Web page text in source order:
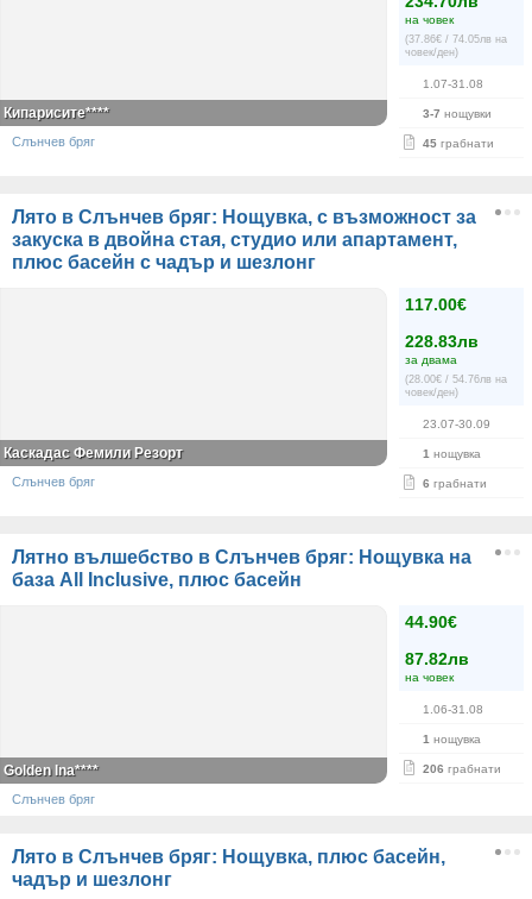
на човек
(37.86€ / 74.05лв на
човек/ден)
1.07-31.08
3-7 нощувки
45 грабнати
Кипарисите****
Слънчев бряг
Лято в Слънчев бряг: Нощувка, с възможност за
закуска в двойна стая, студио или апартамент,
плюс басейн с чадър и шезлонг
117.00€
228.83лв
за двама
(28.00€ / 54.76лв на
човек/ден)
23.07-30.09
1 нощувка
6 грабнати
Каскадас Фемили Резорт
Слънчев бряг
Лятно вълшебство в Слънчев бряг: Нощувка на
база All Inclusive, плюс басейн
44.90€
87.82лв
на човек
1.06-31.08
1 нощувка
206 грабнати
Golden Ina****
Слънчев бряг
Лято в Слънчев бряг: Нощувка, плюс басейн,
чадър и шезлонг